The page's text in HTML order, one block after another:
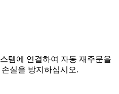
템에 연결하여 자동 재주문을
실을 방지하십시오.